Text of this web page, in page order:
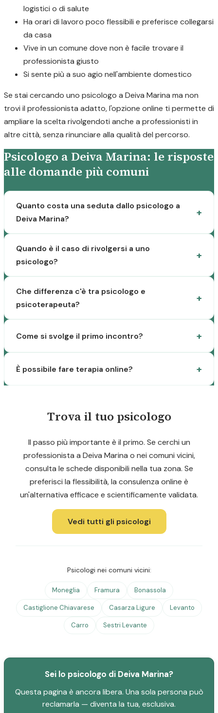
logistici o di salute
Ha orari di lavoro poco flessibili e preferisce collegarsi
da casa
Vive in un comune dove non è facile trovare il
professionista giusto
Si sente più a suo agio nell'ambiente domestico
Se stai cercando uno psicologo a Deiva Marina ma non
trovi il professionista adatto, l'opzione online ti permette di
ampliare la scelta rivolgendoti anche a professionisti in
altre città, senza rinunciare alla qualità del percorso.
Psicologo a Deiva Marina: le risposte
alle domande più comuni
Quanto costa una seduta dallo psicologo a
Deiva Marina?
Quando è il caso di rivolgersi a uno
psicologo?
Che differenza c'è tra psicologo e
psicoterapeuta?
Come si svolge il primo incontro?
È possibile fare terapia online?
Trova il tuo psicologo
Il passo più importante è il primo. Se cerchi un
professionista a Deiva Marina o nei comuni vicini,
consulta le schede disponibili nella tua zona. Se
preferisci la flessibilità, la consulenza online è
un'alternativa efficace e scientificamente validata.
Vedi tutti gli psicologi
Psicologi nei comuni vicini:
Moneglia Framura Bonassola
Castiglione Chiavarese Casarza Ligure Levanto
Carro Sestri Levante
Sei lo psicologo di Deiva Marina?
Questa pagina è ancora libera. Una sola persona può
reclamarla — diventa la tua, esclusiva.